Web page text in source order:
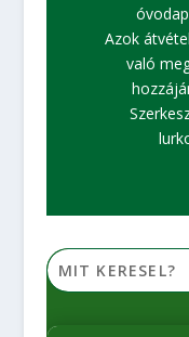
Azok
való